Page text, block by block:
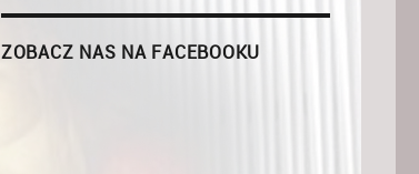
ZOBACZ NAS NA FACEBOOKU